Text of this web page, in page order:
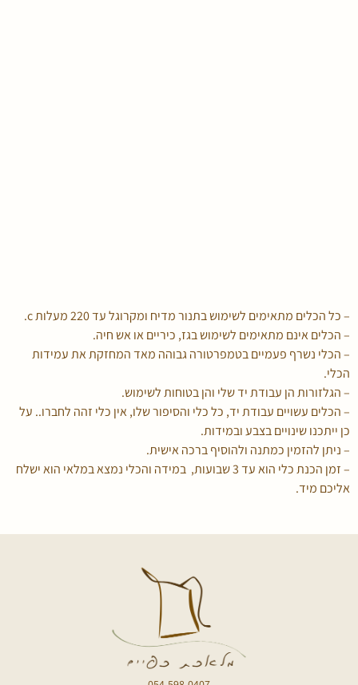
– כל הכלים מתאימים לשימוש בתנור מדיח ומקרוגל עד 220 מעלות c.
– הכלים אינם מתאימים לשימוש בגז, כיריים או אש חיה.
– הכלי נשרף פעמיים בטמפרטורה גבוהה מאד המחזקת את עמידות
הכלי.
– הגלזורות הן עבודת יד שלי והן בטוחות לשימוש.
– הכלים עשויים עבודת יד, כל כלי והסיפור שלו, אין כלי זהה לחברו.. על
כן ייתכנו שינויים בצבע ובמידות.
– ניתן להזמין כמתנה ולהוסיף ברכה אישית.
– זמן הכנת כלי הוא עד 3 שבועות, במידה והכלי נמצא במלאי הוא ישלח
אליכם מיד.